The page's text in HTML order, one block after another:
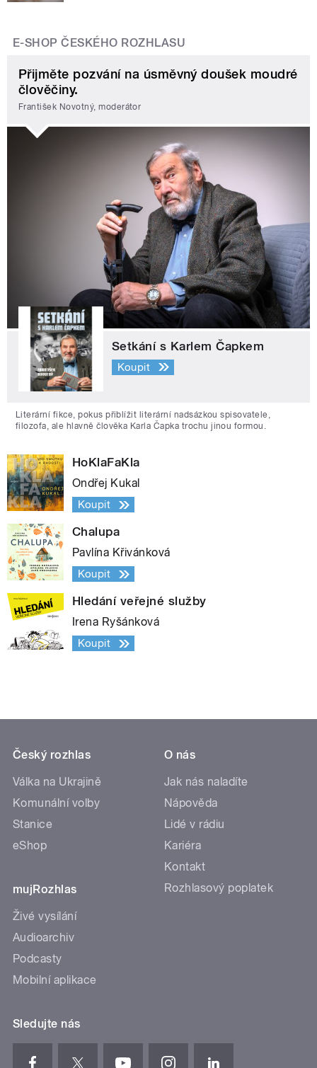
E-SHOP ČESKÉHO ROZHLASU
Přijměte pozvání na úsměvný doušek moudré
člověčiny.
František Novotný, moderátor
Setkání s Karlem Čapkem
Koupit
Literární fikce, pokus přiblížit literární nadsázkou spisovatele,
filozofa, ale hlavně člověka Karla Čapka trochu jinou formou.
HoKlaFaKla
Ondřej Kukal
Koupit
Chalupa
Pavlína Křivánková
Koupit
Hledání veřejné služby
Irena Ryšánková
Koupit
Český rozhlas
Válka na Ukrajině
Komunální volby
Stanice
eShop
mujRozhlas
Živé vysílání
Audioarchiv
Podcasty
Mobilní aplikace
O nás
Jak nás naladíte
Nápověda
Lidé v rádiu
Kariéra
Kontakt
Rozhlasový poplatek
Sledujte nás